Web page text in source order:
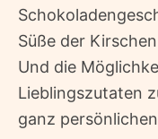
Süße der
Und die
Lieblingszutaten
ganz